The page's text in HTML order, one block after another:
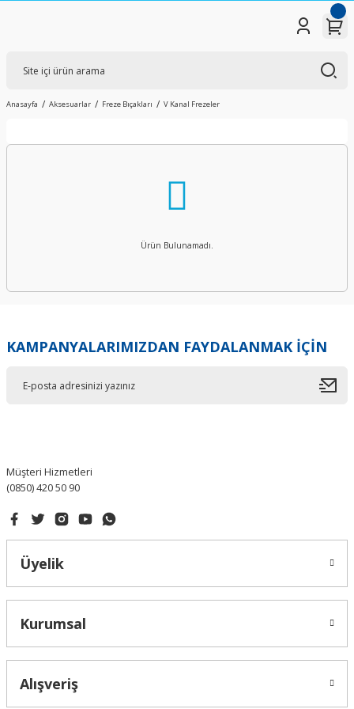
Anasayfa Aksesuarlar Freze Bıçakları V Kanal Frezeler
Ürün Bulunamadı.
KAMPANYALARIMIZDAN FAYDALANMAK İÇİN
Müşteri Hizmetleri
(0850) 420 50 90
Üyelik
Kurumsal
Alışveriş